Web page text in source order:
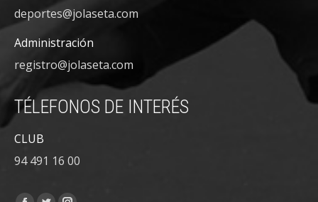
deportes@jolaseta.com
Administración
registro@jolaseta.com
TÉLEFONOS DE INTERÉS
CLUB
94 491 16 00